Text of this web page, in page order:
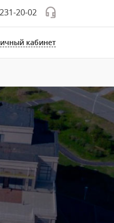
20-02
кабинет